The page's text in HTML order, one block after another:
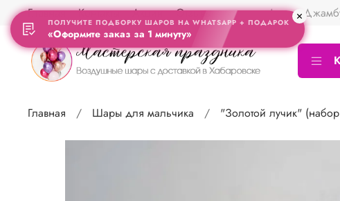
Главная Контакты Акции Отзывы Адрес
Главная Шары для мальчика "Золотой лучик"
ПОЛУЧИТЕ ПОДБОРКУ ШАРОВ НА WHATSAPP + ПОДАРОК
«Оформите заказ за 1 минуту»